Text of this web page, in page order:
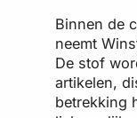
Binnen de
neemt
De stof
artikelen,
betrekking